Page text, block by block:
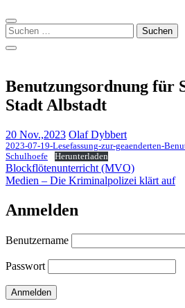
Suchen
nach:
Benutzungsordnung für
Stadt Albstadt
20 Nov.,2023 Olaf Dybbert
2023-07-19-Lesefassung-zur-geaenderten-
Schulhoefe
Herunterladen
Beitragsnavigation
Blockflötenunterricht (MVO)
Medien – Die Kriminalpolizei klärt auf
Anmelden
Benutzername
Passwort